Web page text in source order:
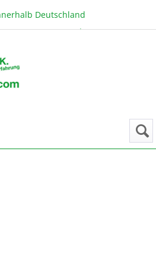
Deutschland
+49 (0) 7131 222 11|